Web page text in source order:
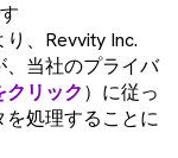
、Revvity Inc.
当社のプライバ
クリック）に従っ
処理することに